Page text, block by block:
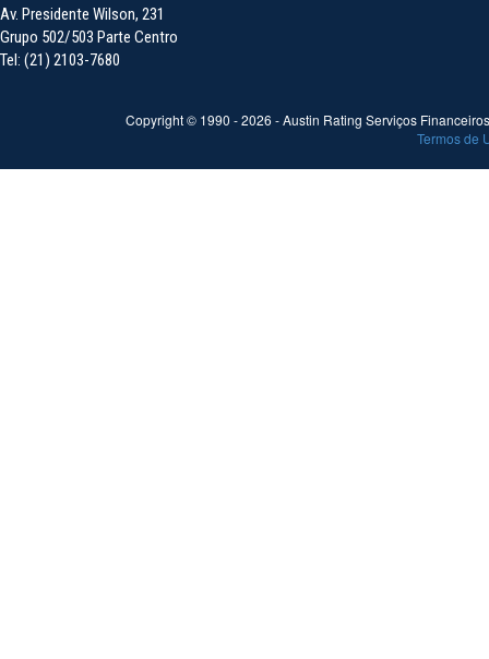
Av. Presidente Wilson, 231
Grupo 502/503 Parte Centro
Tel: (21) 2103-7680
Copyright © 1990 -2026 - Austin Rating Serviços
Termos de